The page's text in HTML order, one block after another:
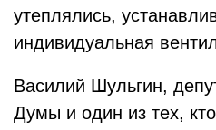
утеплялись,
индивидуальная
Василий Шульгин,
Думы и один из тех,